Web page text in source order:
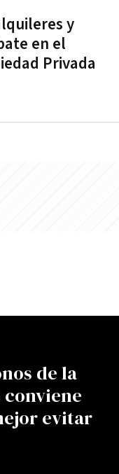
y
en el
Privada
de la
evitar